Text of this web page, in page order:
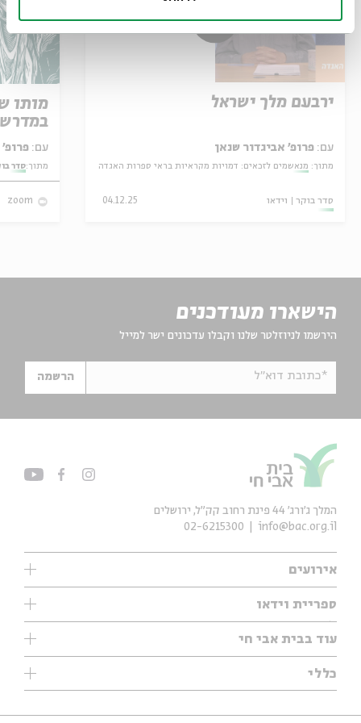
ירבעם מלך ישראל
עם: פרופ' אביגדור שנאן
מתוך: מנאשמים לזכאים: דמויות מקראיות בראי ספרות האגדה
סדר בוקר וידאו 04.12.25
מותו
עם: פרופ' אביגדור שנאן
מתוך:סדר
zoom
הישארו מעודכנים
הירשמו לניוזלטר שלנו וקבלו עדכונים ישר למייל
*כתובת דוא"ל הרשמה
אירועים
עיון
אנגלית
נוער
סדרות
ספריית וידאו
ילדים
מוזיקה
עיון
מיוחדים
עוד בבית אבי חי
תערוכות
מיוחדים
כללי
אודות
המלך ג'ורג' 44 פינת רחוב קק״ל, ירושלים
info@bac.org.il
02-6215300